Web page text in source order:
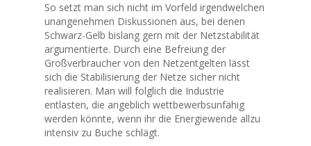
So setzt man sich nicht im Vorfeld irgendwelchen
unangenehmen Diskussionen aus, bei denen
Schwarz-Gelb bislang gern mit der Netzstabilität
argumentierte. Durch eine Befreiung der
Großverbraucher von den Netzentgelten lässt
sich die Stabilisierung der Netze sicher nicht
realisieren. Man will folglich die Industrie
entlasten, die angeblich wettbewerbsunfähig
werden könnte, wenn ihr die Energiewende allzu
intensiv zu Buche schlägt.